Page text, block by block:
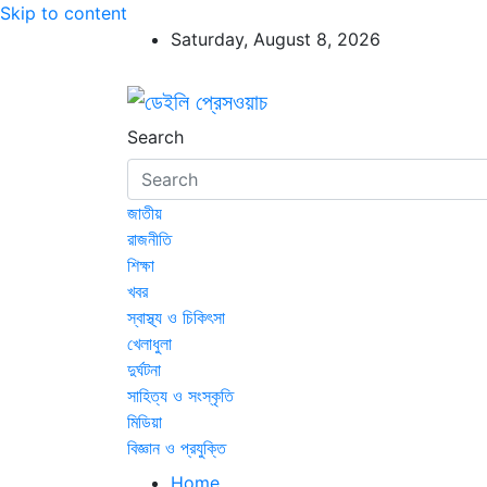
Skip to content
Saturday, August 8, 2026
ডেইলি প্রেসওয়াচ
ডেইলি প্রেসওয়াচ মুক্তিযুদ্ধের চেতনায় উদ্বুদ্ধ
Search
জাতীয়
রাজনীতি
শিক্ষা
খবর
স্বাস্থ্য ও চিকিৎসা
খেলাধুলা
দুর্ঘটনা
সাহিত্য ও সংস্কৃতি
মিডিয়া
বিজ্ঞান ও প্রযুক্তি
Home